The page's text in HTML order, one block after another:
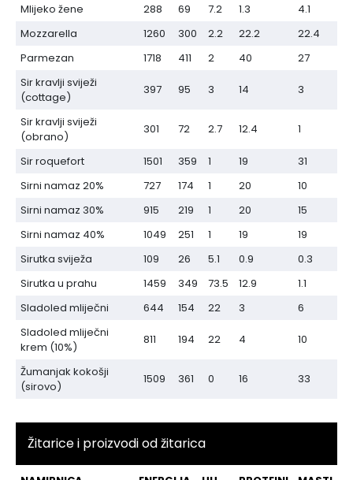
Mlijeko žene 288 69 7.2 1.3
4.1
Mozzarella
1260 300 2.2 22.2
22.4
Parmezan
1718 411 2 40
27
Sir kravlji sviježi
(cottage)
397 95 3 14 3
Sir kravlji sviježi
(obrano)
301 72 2.7 12.4 1
Sir roquefort 1501 359 1 19
31
Sirni namaz 20%
727 174 1 20
10
Sirni namaz 30%
915 219 1 20
15
Sirni namaz 40%
1049 251 1 19
19
Sirutka sviježa
109 26 5.1 0.9
0.3
Sirutka u prahu
1459 349 73.5 12.9
1.1
Sladoled mliječni
644 154 22 3
6
Sladoled mliječni
krem (10%)
811 194 22 4 10
Žumanjak kokošji
(sirovo)
1509 361 0 16 33
Žitarice i proizvodi od žitarica